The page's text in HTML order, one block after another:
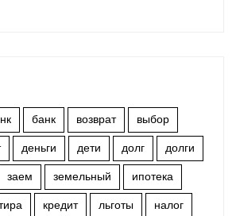
банк возврат
выбор
деньги дети долг
долги
заем земельный
ипотека
кредит льготы
налог